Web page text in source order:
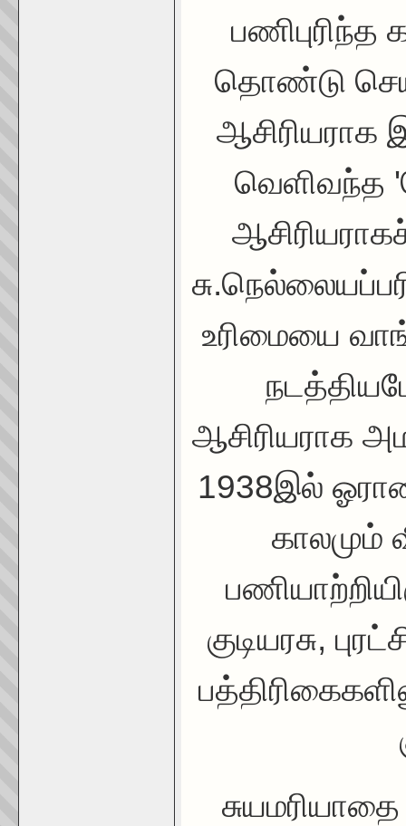
பணிபுரிந்த
தொண்டு
ஆசிரியராக
வெளிவந்த
உரிமையை
ஆசிரியராக
1938இல்
காலமும்
குடியரசு,